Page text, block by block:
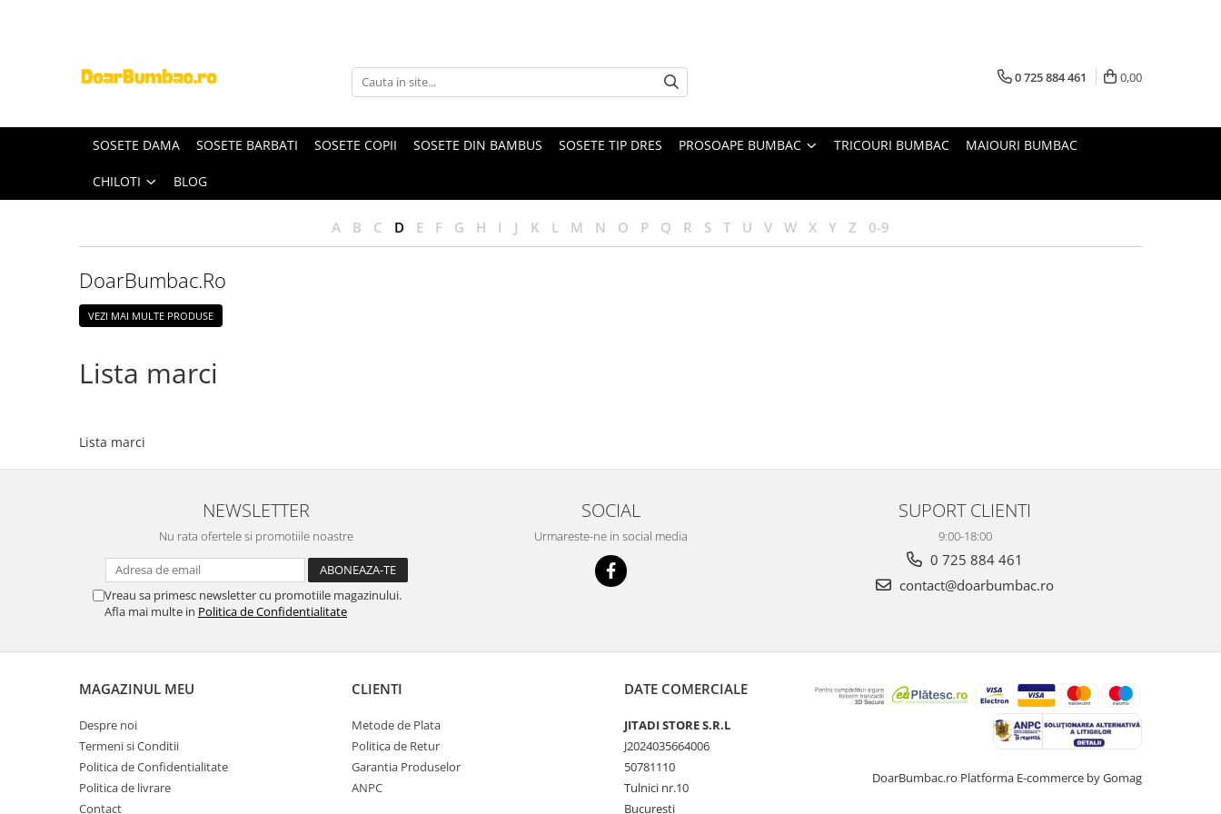
SET 5 Prosoape 100% Bumbac
0 725 884 461 0,00
SOSETE DAMA SOSETE BARBATI SOSETE COPII SOSETE DIN BAMBUS SOSETE TIP DRES PROSOAPE BUMBAC TRICOURI BUMBAC MAIOURI BUMBAC
CHILOTI BLOG
A B C D E F G H I J K L M N O P Q R S T U V W X Y Z 0-9
DoarBumbac.Ro
VEZI MAI MULTE PRODUSE
Lista marci
Lista marci
NEWSLETTER
Nu rata ofertele si promotiile noastre
Vreau sa primesc newsletter cu promotiile magazinului.
Afla mai multe in Politica de Confidentialitate
SOCIAL
Urmareste-ne in social media
SUPORT CLIENTI
9:00-18:00
0 725 884 461
contact@doarbumbac.ro
MAGAZINUL MEU
Despre noi
Termeni si Conditii
Politica de Confidentialitate
Politica de livrare
Contact
CLIENTI
Metode de Plata
Politica de Retur
Garantia Produselor
ANPC
DATE COMERCIALE
JITADI STORE S.R.L
J2024035664006
50781110
Tulnici nr.10
Bucuresti
DoarBumbac.ro Platforma E-commerce by Gomag